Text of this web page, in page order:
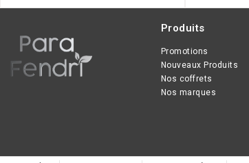
Produits
Promotions
Nouveaux Produits
Nos coffrets
Nos marques